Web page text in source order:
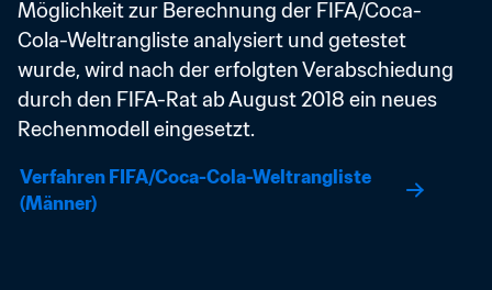
Möglichkeit zur Berechnung der FIFA/Coca-
Cola-Weltrangliste analysiert und getestet
wurde, wird nach der erfolgten Verabschiedung
durch den FIFA-Rat ab August 2018 ein neues
Rechenmodell eingesetzt.
Verfahren FIFA/Coca-Cola-Weltrangliste
(Männer)